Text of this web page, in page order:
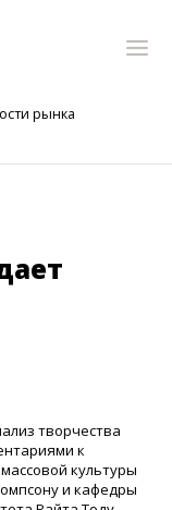
рынка
творчества
к
культуры
и кафедры